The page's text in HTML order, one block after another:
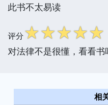
此书不太易读
评分☆☆☆☆☆
对法律不是很懂，看看
相